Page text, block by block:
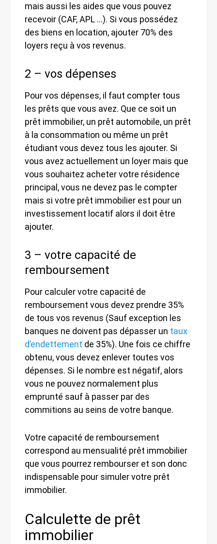
mais aussi les aides que vous pouvez
recevoir (CAF, APL …). Si vous possédez
des biens en location, ajouter 70% des
loyers reçu à vos revenus.
2 – vos dépenses
Pour vos dépenses, il faut compter tous
les prêts que vous avez. Que ce soit un
prêt immobilier, un prêt automobile, un prêt
à la consommation ou même un prêt
étudiant vous devez tous les ajouter. Si
vous avez actuellement un loyer mais que
vous souhaitez acheter votre résidence
principal, vous ne devez pas le compter
mais si votre prêt immobilier est pour un
investissement locatif alors il doit être
ajouter.
3 – votre capacité de
remboursement
Pour calculer votre capacité de
remboursement vous devez prendre 35%
de tous vos revenus (Sauf exception les
banques ne doivent pas dépasser un taux
d’endettement de 35%). Une fois ce chiffre
obtenu, vous devez enlever toutes vos
dépenses. Si le nombre est négatif, alors
vous ne pouvez normalement plus
emprunté sauf à passer par des
commitions au seins de votre banque.
Votre capacité de remboursement
correspond au mensualité prêt immobilier
que vous pourrez rembourser et son donc
indispensable pour simuler votre prêt
immobilier.
Calculette de prêt
immobilier